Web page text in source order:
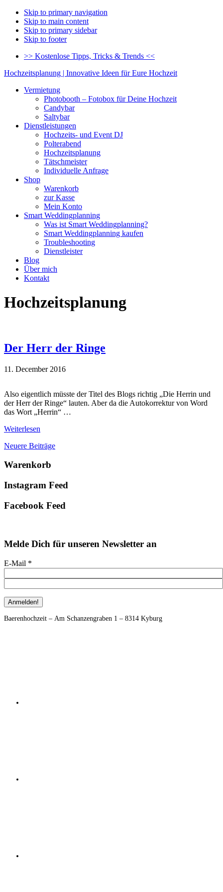
Skip to primary navigation
Skip to main content
Skip to primary sidebar
Skip to footer
>> Kostenlose Tipps, Tricks & Trends <<
Hochzeitsplanung | Innovative Ideen für Eure Hochzeit
Vermietung
Photobooth – Fotobox für Deine Hochzeit
Candybar
Saltybar
Dienstleistungen
Hochzeits- und Event DJ
Polterabend
Hochzeitsplanung
Tätschmeister
Individuelle Anfrage
Shop
Warenkorb
zur Kasse
Mein Konto
Smart Weddingplanning
Was ist Smart Weddingplanning?
Smart Weddingplanning kaufen
Troubleshooting
Dienstleister
Blog
Über mich
Kontakt
Hochzeitsplanung
Der Herr der Ringe
11. December 2016
Also eigentlich müsste der Titel des Blogs richtig „Die Herrin und
der Herr der Ringe“ lauten. Aber da die Autokorrektur von Word
das Wort „Herrin“ …
Weiterlesen
Neuere Beiträge
Primary
Sidebar
Warenkorb
Instagram Feed
Facebook Feed
Melde Dich für unseren Newsletter an
E-Mail *
Footer
Baerenhochzeit – Am Schanzengraben 1 – 8314 Kyburg